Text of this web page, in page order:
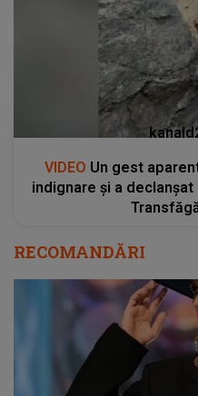
VIDEO Un gest
indignare și a
RECOMANDĂRI